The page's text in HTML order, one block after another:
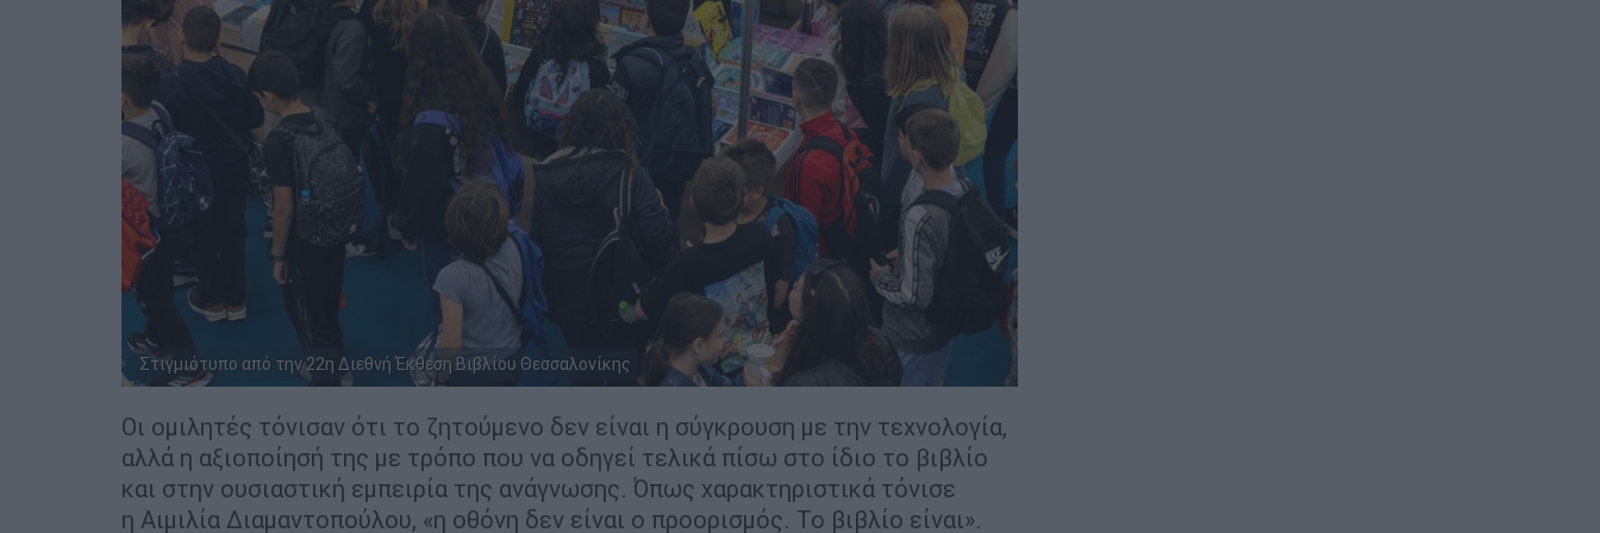
Στιγμιότυπο από την 22η Διεθνή Έκθεση Βιβλίου Θεσσαλονίκης
Οι ομιλητές τόνισαν ότι το ζητούμενο δεν είναι η σύγκρουση με την τεχνολογία,
αλλά η αξιοποίησή της με τρόπο που να οδηγεί τελικά πίσω στο ίδιο το βιβλίο
και στην ουσιαστική εμπειρία της ανάγνωσης. Όπως χαρακτηριστικά τόνισε
η Αιμιλία Διαμαντοπούλου, «η οθόνη δεν είναι ο προορισμός. Το βιβλίο είναι».